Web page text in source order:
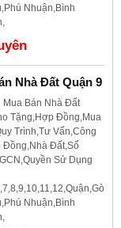
Nhuận,Bình
Nhà Đất Quận 9
Bán Nhà Đất
Tặng,Hợp Đồng,Mua
Trình,Tư Vấn,Công
Đồng,Nhà Đất,Sổ
Sử Dụng
Nhuận,Bình